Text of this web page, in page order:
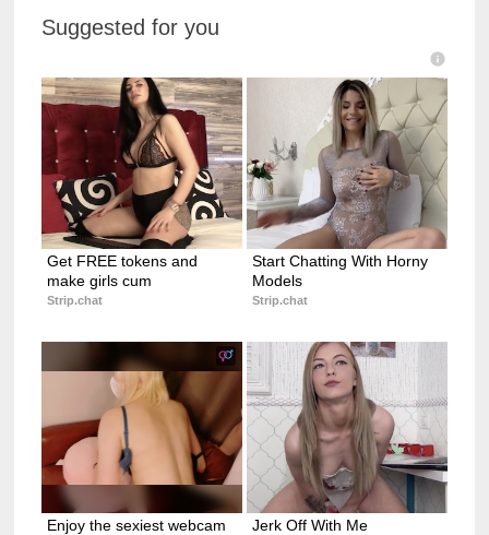
Suggested for you
Get FREE tokens and
make girls cum
Strip.chat
Start Chatting With Horny
Models
Strip.chat
Enjoy the sexiest webcam
Jerk Off With Me